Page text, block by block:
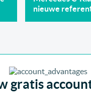
nieuwe
gratis